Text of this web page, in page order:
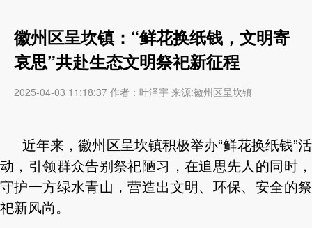
徽州区呈坎镇：“鲜花换纸钱，文明寄
哀思”共赴生态文明祭祀新征程
2025-04-03 11:18:37 作者：叶泽宇 来源:徽州区呈坎镇
近年来，徽州区呈坎镇积极举办“鲜花换纸钱”活
动，引领群众告别祭祀陋习，在追思先人的同时，
守护一方绿水青山，营造出文明、环保、安全的祭
祀新风尚。